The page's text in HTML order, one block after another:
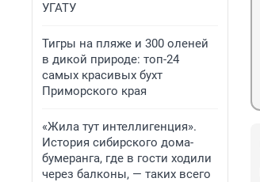
УГАТУ
Тигры на пляже и 300 оленей
в дикой природе: топ-24
самых красивых бухт
Приморского края
«Жила тут интеллигенция».
История сибирского дома-
бумеранга, где в гости ходили
через балконы, — таких всего